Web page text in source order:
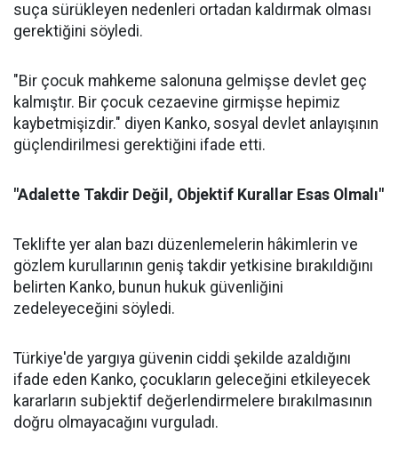
suça sürükleyen nedenleri ortadan kaldırmak olması
gerektiğini söyledi.
"Bir çocuk mahkeme salonuna gelmişse devlet geç
kalmıştır. Bir çocuk cezaevine girmişse hepimiz
kaybetmişizdir." diyen Kanko, sosyal devlet anlayışının
güçlendirilmesi gerektiğini ifade etti.
"Adalette Takdir Değil, Objektif Kurallar Esas Olmalı"
Teklifte yer alan bazı düzenlemelerin hâkimlerin ve
gözlem kurullarının geniş takdir yetkisine bırakıldığını
belirten Kanko, bunun hukuk güvenliğini
zedeleyeceğini söyledi.
Türkiye'de yargıya güvenin ciddi şekilde azaldığını
ifade eden Kanko, çocukların geleceğini etkileyecek
kararların subjektif değerlendirmelere bırakılmasının
doğru olmayacağını vurguladı.